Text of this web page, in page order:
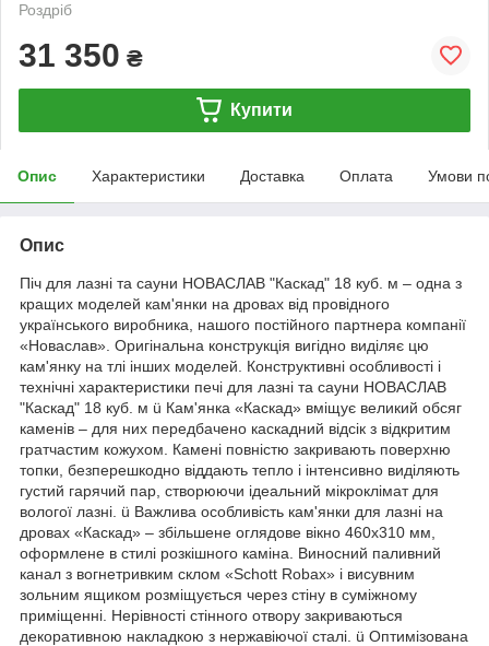
Роздріб
31 350 ₴
Купити
Опис Характеристики Доставка Оплата Умови
Опис
Піч для лазні та сауни НОВАСЛАВ "Каскад" 18 куб. м – одна з
кращих моделей кам'янки на дровах від провідного
українського виробника, нашого постійного партнера компанії
«Новаслав». Оригінальна конструкція вигідно виділяє цю
кам'янку на тлі інших моделей. Конструктивні особливості і
технічні характеристики печі для лазні та сауни НОВАСЛАВ
"Каскад" 18 куб. м ü Кам'янка «Каскад» вміщує великий обсяг
каменів – для них передбачено каскадний відсік з відкритим
гратчастим кожухом. Камені повністю закривають поверхню
топки, безперешкодно віддають тепло і інтенсивно виділяють
густий гарячий пар, створюючи ідеальний мікроклімат для
вологої лазні. ü Важлива особливість кам'янки для лазні на
дровах «Каскад» – збільшене оглядове вікно 460х310 мм,
оформлене в стилі розкішного каміна. Виносний паливний
канал з вогнетривким склом «Schott Robax» і висувним
зольним ящиком розміщується через стіну в суміжному
приміщенні. Нерівності стінного отвору закриваються
декоративною накладкою з нержавіючої сталі. ü Оптимізована